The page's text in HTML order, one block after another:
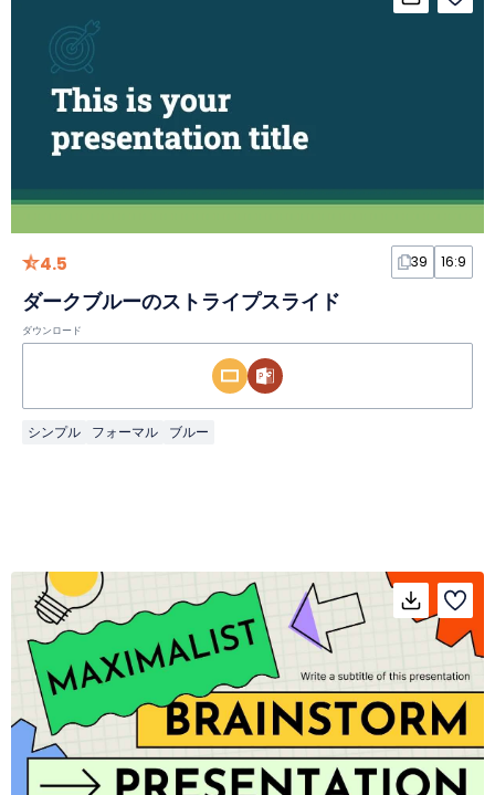
4.5 39 16:9
ダークブルーのストライプスライド
ダウンロード
シンプル フォーマル ブルー